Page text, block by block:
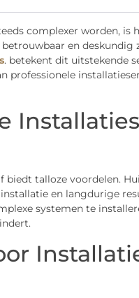
complexer worden, is
en deskundig
. betekent dit uitstekende
professionele
Installaties
talloze voordelen.
en langdurige
systemen te